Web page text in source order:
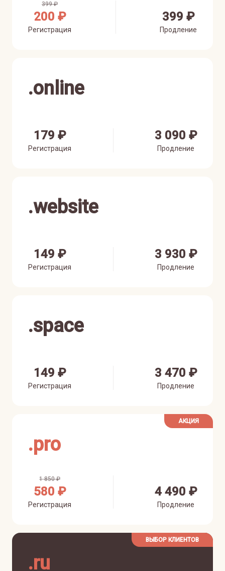
399 ₽
200 ₽
Регистрация
399 ₽
Продление
.online
179 ₽
Регистрация
3 090 ₽
Продление
.website
149 ₽
Регистрация
3 930 ₽
Продление
.space
149 ₽
Регистрация
3 470 ₽
Продление
АКЦИЯ
.pro
1 850 ₽
580 ₽
Регистрация
4 490 ₽
Продление
ВЫБОР КЛИЕНТОВ
.ru